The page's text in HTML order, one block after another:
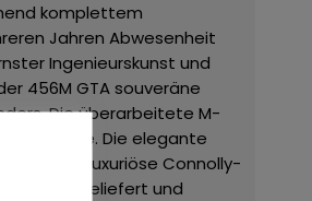
komplettem
Jahren Abwesenheit
Ingenieurskunst und
456M GTA souveräne
Die überarbeitete M-
Baureihe. Die elegante
Fahrer luxuriöse Connolly-
ausgeliefert und